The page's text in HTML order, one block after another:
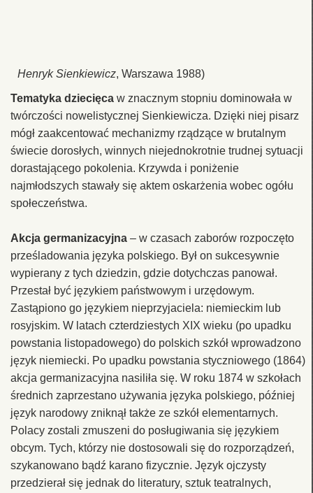
Henryk Sienkiewicz, Warszawa 1988)
Tematyka dziecięca w znacznym stopniu dominowała w
twórczości nowelistycznej Sienkiewicza. Dzięki niej pisarz
mógł zaakcentować mechanizmy rządzące w brutalnym
świecie dorosłych, winnych niejednokrotnie trudnej sytuacji
dorastającego pokolenia. Krzywda i poniżenie
najmłodszych stawały się aktem oskarżenia wobec ogółu
społeczeństwa.
Akcja germanizacyjna – w czasach zaborów rozpoczęto
prześladowania języka polskiego. Był on sukcesywnie
wypierany z tych dziedzin, gdzie dotychczas panował.
Przestał być językiem państwowym i urzędowym.
Zastąpiono go językiem nieprzyjaciela: niemieckim lub
rosyjskim. W latach czterdziestych XIX wieku (po upadku
powstania listopadowego) do polskich szkół wprowadzono
język niemiecki. Po upadku powstania styczniowego (1864)
akcja germanizacyjna nasiliła się. W roku 1874 w szkołach
średnich zaprzestano używania języka polskiego, później
język narodowy zniknął także ze szkół elementarnych.
Polacy zostali zmuszeni do posługiwania się językiem
obcym. Tych, którzy nie dostosowali się do rozporządzeń,
szykanowano bądź karano fizycznie. Język ojczysty
przedzierał się jednak do literatury, sztuk teatralnych,